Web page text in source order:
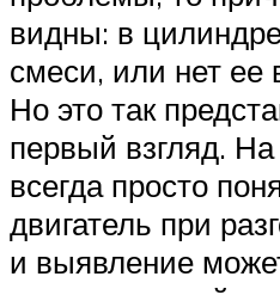
видны: в
смеси, или нет ее
Но это так
первый взгляд.
всегда просто
двигатель при
и выявление